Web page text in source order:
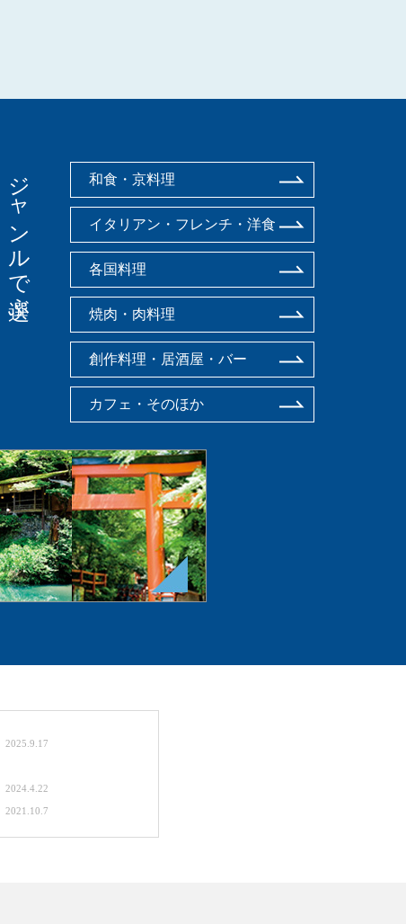
ジャンルで選ぶ 和食・京料理
イタリアン・フレンチ・洋食
各国料理
焼肉・肉料理
創作料理・居酒屋・バー
カフェ・そのほか
2025.9.17
2024.4.22
2021.10.7